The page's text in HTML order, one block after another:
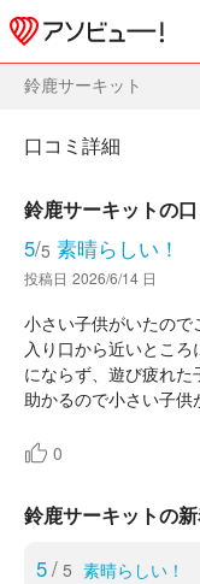
鈴鹿サーキット
口コミ詳細
鈴鹿サーキットの
5/5 素晴らしい！
投稿日 2026/6/14 日
小さい子供がいたので
入り口から近いとこ
にならず、遊び疲れ
助かるので小さい子供
0
鈴鹿サーキットの
5/ 5 素晴らしい！